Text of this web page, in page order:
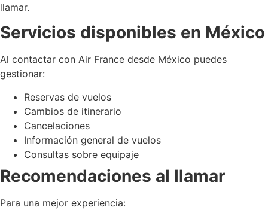
llamar.
Servicios disponibles en México
Al contactar con Air France desde México puedes
gestionar:
Reservas de vuelos
Cambios de itinerario
Cancelaciones
Información general de vuelos
Consultas sobre equipaje
Recomendaciones al llamar
Para una mejor experiencia: